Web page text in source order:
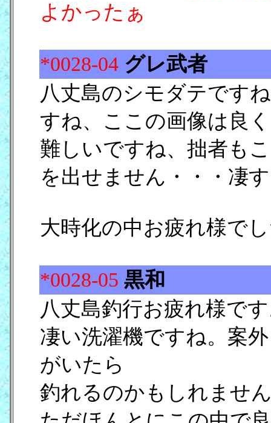
よかったぁ
*0028-04 グレ武者[17/
八丈島のシモダテです
すね、ここの画像は良
難しいですね、拙者も
を出せません・・・凄
大時化の中お疲れ様で
*0028-05 黒和
八丈島釣行お疲れ様で
凄い洗濯機ですね。案
がいたら
釣れるのかもしれませ